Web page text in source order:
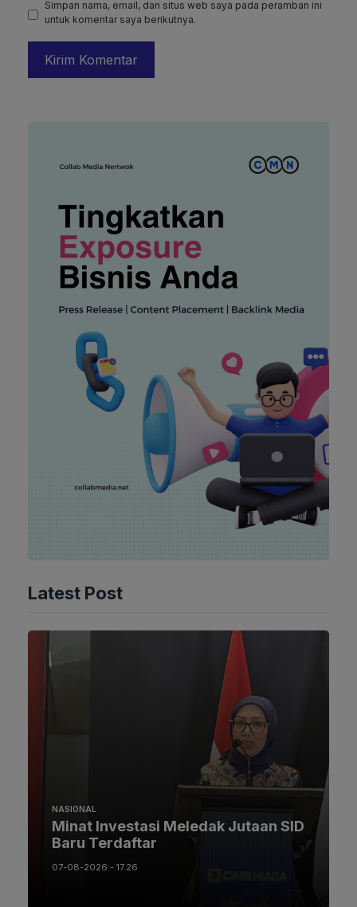
Simpan nama, email, dan situs web saya pada peramban ini
untuk komentar saya berikutnya.
Latest Post
NASIONAL
Minat Investasi Meledak Jutaan SID
Baru Terdaftar
07-08-2026 - 17.26